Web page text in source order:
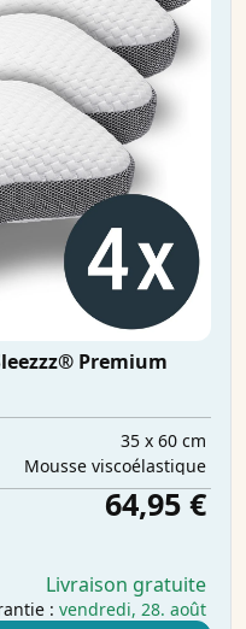
Premium
35 x 60 cm
Mousse viscoélastique
64,95 €
Livraison gratuite
: vendredi, 28. août